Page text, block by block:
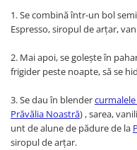
1. Se combină într-un bol
Espresso, siropul de arțar,
2. Mai apoi, se golește în
frigider peste noapte, să se
3. Se dau în blender
Prăvălia Noastră) , sarea,
unt de alune de pădure de la
siropul de arțar.